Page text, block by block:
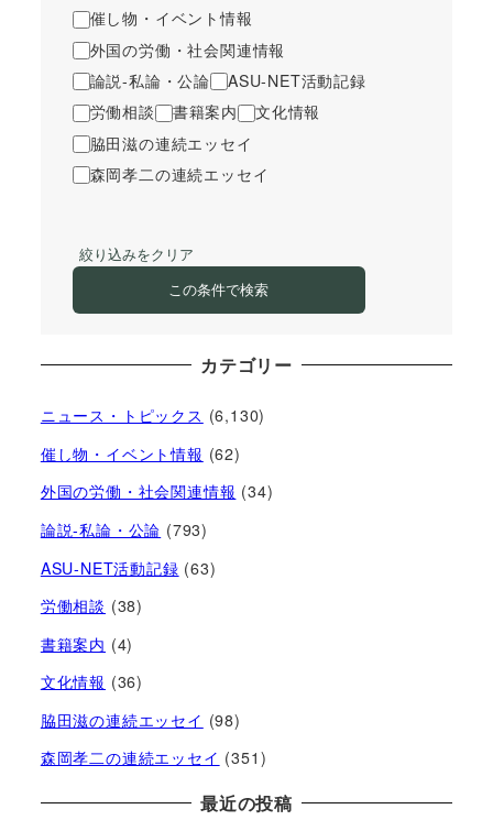
催し物・イベント情報
外国の労働・社会関連情報
論説-私論・公論
ASU-NET活動記録
労働相談
書籍案内
文化情報
脇田滋の連続エッセイ
森岡孝二の連続エッセイ
絞り込みをクリア
この条件で検索
カテゴリー
ニュース・トピックス (6,130)
催し物・イベント情報 (62)
外国の労働・社会関連情報 (34)
論説-私論・公論 (793)
ASU-NET活動記録 (63)
労働相談 (38)
書籍案内 (4)
文化情報 (36)
脇田滋の連続エッセイ (98)
森岡孝二の連続エッセイ (351)
最近の投稿